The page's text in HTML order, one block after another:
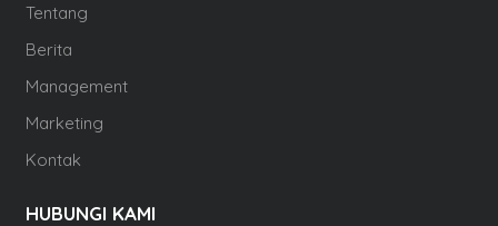
Tentang
Berita
Management
Marketing
Kontak
HUBUNGI KAMI